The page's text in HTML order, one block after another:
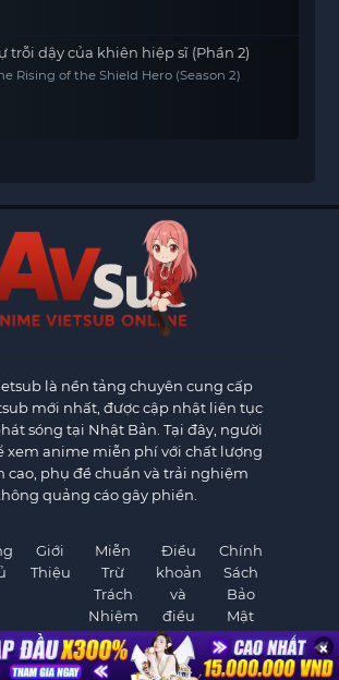
trỗi dậy của khiên hiệp sĩ (Phần 2)
Rising of the Shield Hero (Season 2)
là nền tảng chuyên cung cấp
mới nhất, được cập nhật liên tục
sóng tại Nhật Bản. Tại đây, người
xem anime miễn phí với chất lượng
cao, phụ đề chuẩn và trải nghiệm
quảng cáo gây phiền.
Giới
Thiệu
Miễn
Trừ
Trách
Nhiệm
Điều
khoản
và
điều
kiện
Chính
Sách
Bảo
Mật
×